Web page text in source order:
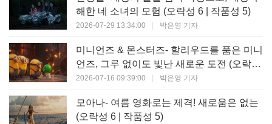
해한 네 소녀의 모험 (오락성 6 | 작품성 5)
2026-07-29 13:34:00 박은영 기자
미니언즈 & 몬스터즈- 할리우드를 품은 미니
언즈, 그루 없이도 빛난 새로운 도전 (오락성
7 | 작품성 6)
2026-07-16 09:39:00 박은영 기자
모아나- 여름 영화로는 제격! 새로움은 없는
(오락성 6 | 작품성 5)